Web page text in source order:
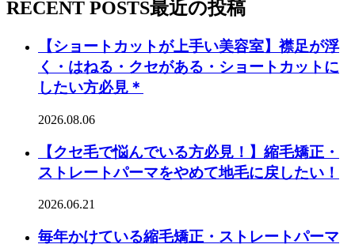
RECENT POSTS最近の投稿
【ショートカットが上手い美容室】襟足が浮
く・はねる・クセがある・ショートカットに
したい方必見＊
2026.08.06
【クセ毛で悩んでいる方必見！】縮毛矯正・
ストレートパーマをやめて地毛に戻したい！
2026.06.21
毎年かけている縮毛矯正・ストレートパーマ